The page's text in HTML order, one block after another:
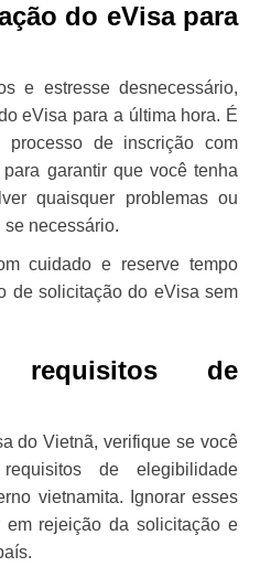
do eVisa para
e estresse desnecessário,
eVisa para a última hora. É
processo de inscrição com
garantir que você tenha
quaisquer problemas ou
necessário.
cuidado e reserve tempo
de solicitação do eVisa sem
de
do Vietnã, verifique se você
de elegibilidade
vietnamita. Ignorar esses
em rejeição da solicitação e